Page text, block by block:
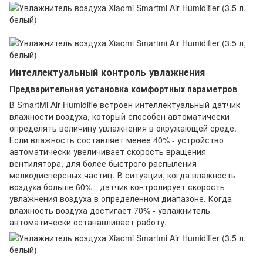
Интеллектуальный контроль увлажнения
Предварительная установка комфортных параметров
В SmartMi Air Humidifie встроен интеллектуальный датчик
влажности воздуха, который способен автоматически
определять величину увлажнения в окружающей среде.
Если влажность составляет менее 40% - устройство
автоматически увеличивает скорость вращения
вентилятора, для более быстрого распыления
мелкодисперсных частиц. В ситуации, когда влажность
воздуха больше 60% - датчик контролирует скорость
увлажнения воздуха в определенном диапазоне. Когда
влажность воздуха достигает 70% - увлажнитель
автоматически останавливает работу.